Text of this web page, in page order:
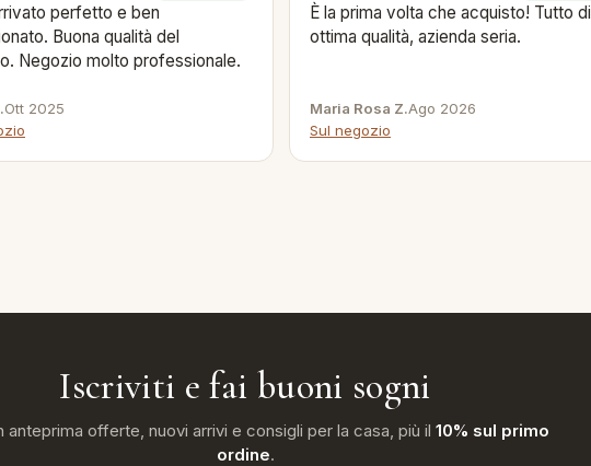
perfetto e ben
Buona qualità del
Negozio molto professionale.
Ott 2025
È la prima volta che acquisto! Tutto di
ottima qualità, azienda seria.
Maria Rosa Z.Ago 2026
Sul negozio
Iscriviti e fai buoni sogni
anteprima offerte, nuovi arrivi e consigli per la casa, più il 10% sul primo
ordine.